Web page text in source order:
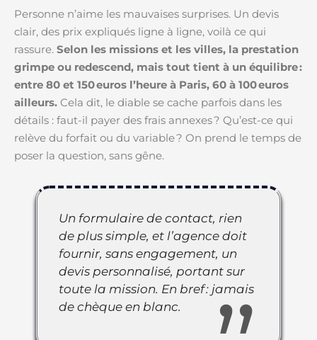
Personne n’aime les mauvaises surprises. Un devis
clair, des prix expliqués ligne à ligne, voilà ce qui
rassure. Selon les missions et les villes, la prestation
grimpe ou redescend, mais tout tient à un équilibre :
entre 80 et 150 euros l’heure à Paris, 60 à 100 euros
ailleurs. Cela dit, le diable se cache parfois dans les
détails : faut-il payer des frais annexes ? Qu’est-ce qui
relève du forfait ou du variable ? On prend le temps de
poser la question, sans gêne.
Un formulaire de contact, rien
de plus simple, et l’agence doit
fournir, sans engagement, un
devis personnalisé, portant sur
toute la mission. En bref : jamais
de chèque en blanc.